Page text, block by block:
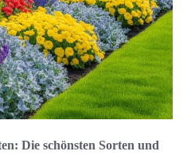
Die schönsten Sorten und